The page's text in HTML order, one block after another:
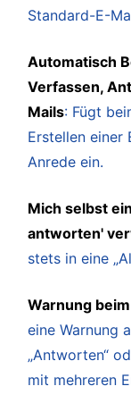
Standard-E-
Automatisch
Verfassen,
Mails: Fügt
Erstellen einer
Anrede ein.
Mich selbst
antworten'
stets in eine
Warnung
eine Warnung
„Antworten“
mit mehreren